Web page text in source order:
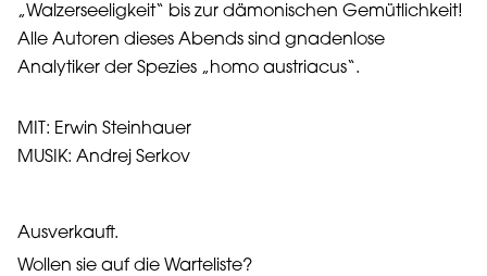
„Walzerseeligkeit“ bis zur dämonischen Gemütlichkeit!
Alle Autoren dieses Abends sind gnadenlose
Analytiker der Spezies „homo austriacus“.
MIT: Erwin Steinhauer
MUSIK: Andrej Serkov
Ausverkauft.
Wollen sie auf die Warteliste?